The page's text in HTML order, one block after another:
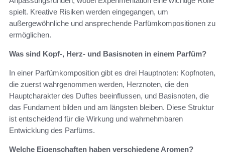
spielt. Kreative Risiken werden eingegangen, um
außergewöhnliche und ansprechende Parfümkompositionen zu
ermöglichen.
Was sind Kopf-, Herz- und Basisnoten in einem Parfüm?
In einer Parfümkomposition gibt es drei Hauptnoten: Kopfnoten,
die zuerst wahrgenommen werden, Herznoten, die den
Hauptcharakter des Duftes beeinflussen, und Basisnoten, die
das Fundament bilden und am längsten bleiben. Diese Struktur
ist entscheidend für die Wirkung und wahrnehmbaren
Entwicklung des Parfüms.
Welche Eigenschaften haben verschiedene Aromen?